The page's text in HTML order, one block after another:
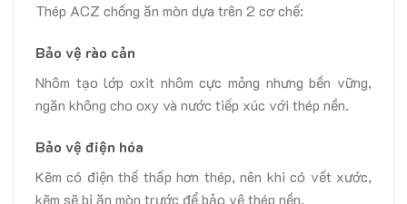
Thép ACZ chống ăn mòn dựa trên 2 cơ chế:
Bảo vệ rào cản
Nhôm tạo lớp oxit nhôm cực mỏng nhưng bền vững,
ngăn không cho oxy và nước tiếp xúc với thép nền.
Bảo vệ điện hóa
Kẽm có điện thế thấp hơn thép, nên khi có vết xước,
kẽm sẽ bị ăn mòn trước để bảo vệ thép nền.